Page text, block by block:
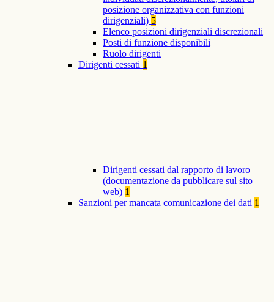
posizione organizzativa con funzioni
dirigenziali) 5
Elenco posizioni dirigenziali discrezionali
Posti di funzione disponibili
Ruolo dirigenti
Dirigenti cessati 1
Dirigenti cessati dal rapporto di lavoro
(documentazione da pubblicare sul sito
web) 1
Sanzioni per mancata comunicazione dei dati 1